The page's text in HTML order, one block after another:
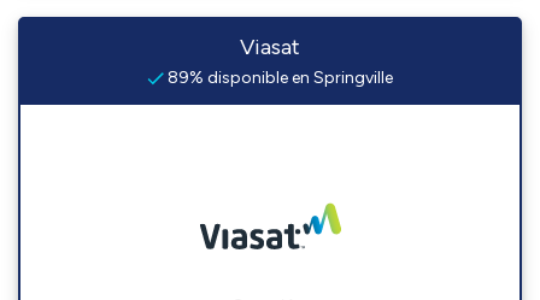
Viasat
89% disponible en Springville